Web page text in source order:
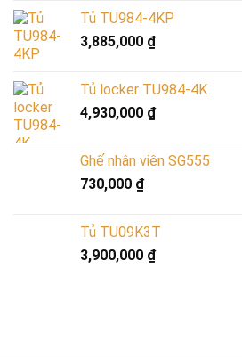
Tủ TU984-4KP
3,885,000 ₫
Tủ locker TU984-4K
4,930,000 ₫
Ghế nhân viên SG555
730,000 ₫
Tủ TU09K3T
3,900,000 ₫